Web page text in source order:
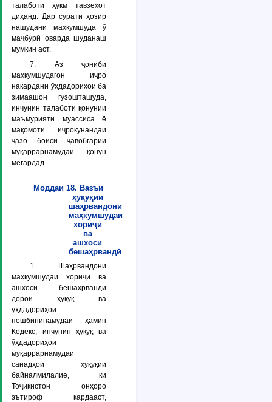
талаботи ҳукм тавзеҳот
диҳанд. Дар сурати ҳозир
нашудани маҳкумшуда ӯ
маҷбурӣ оварда шуданаш
мумкин аст.
7. Аз ҷониби
маҳкумшудагон иҷро
накардани ӯҳдадориҳои ба
зимаашон гузошташуда,
инчунин талаботи қонунии
маъмурияти муассиса ё
мақомоти иҷрокунандаи
ҷазо боиси ҷавобгарии
муқаррарнамудаи қонун
мегардад.
Моддаи 18. Вазъи
ҳуқуқии
шаҳрвандони
маҳкумшудаи
хориҷӣ
ва
ашхоси
бешаҳрвандӣ
1. Шаҳрвандони
маҳкумшудаи хориҷӣ ва
ашхоси бешаҳрвандӣ
дорои ҳуқуқ ва
ӯҳдадориҳои
пешбининамудаи ҳамин
Кодекс, инчунин ҳуқуқ ва
ӯҳдадориҳои
муқаррарнамудаи
санадҳои ҳуқуқии
байналмилалие, ки
Тоҷикистон онҳоро
эътироф кардааст,